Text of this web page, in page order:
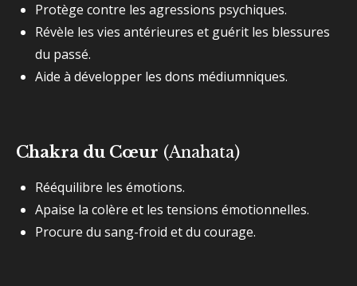
Protège contre les agressions psychiques.
Révèle les vies antérieures et guérit les blessures
du passé.
Aide à développer les dons médiumniques.
Chakra du Cœur (Anahata)
Rééquilibre les émotions.
Apaise la colère et les tensions émotionnelles.
Procure du sang-froid et du courage.